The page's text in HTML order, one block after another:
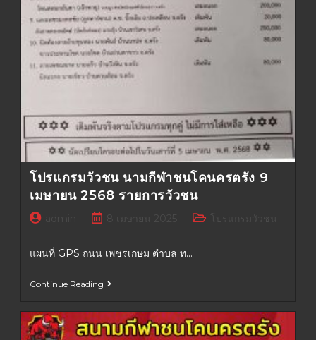
โปรแกรมวัวชน นามกีฬาชนโคนครตรัง 9
เมษายน 2568 รายการวัวชน
admin 8 เมษายน 2025
แผนที่ GPS ถนน เพชรเกษม ตำบล ท…
Continue Reading